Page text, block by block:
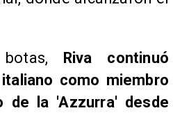
Riva continuó
como miembro
de la 'Azzurra' desde